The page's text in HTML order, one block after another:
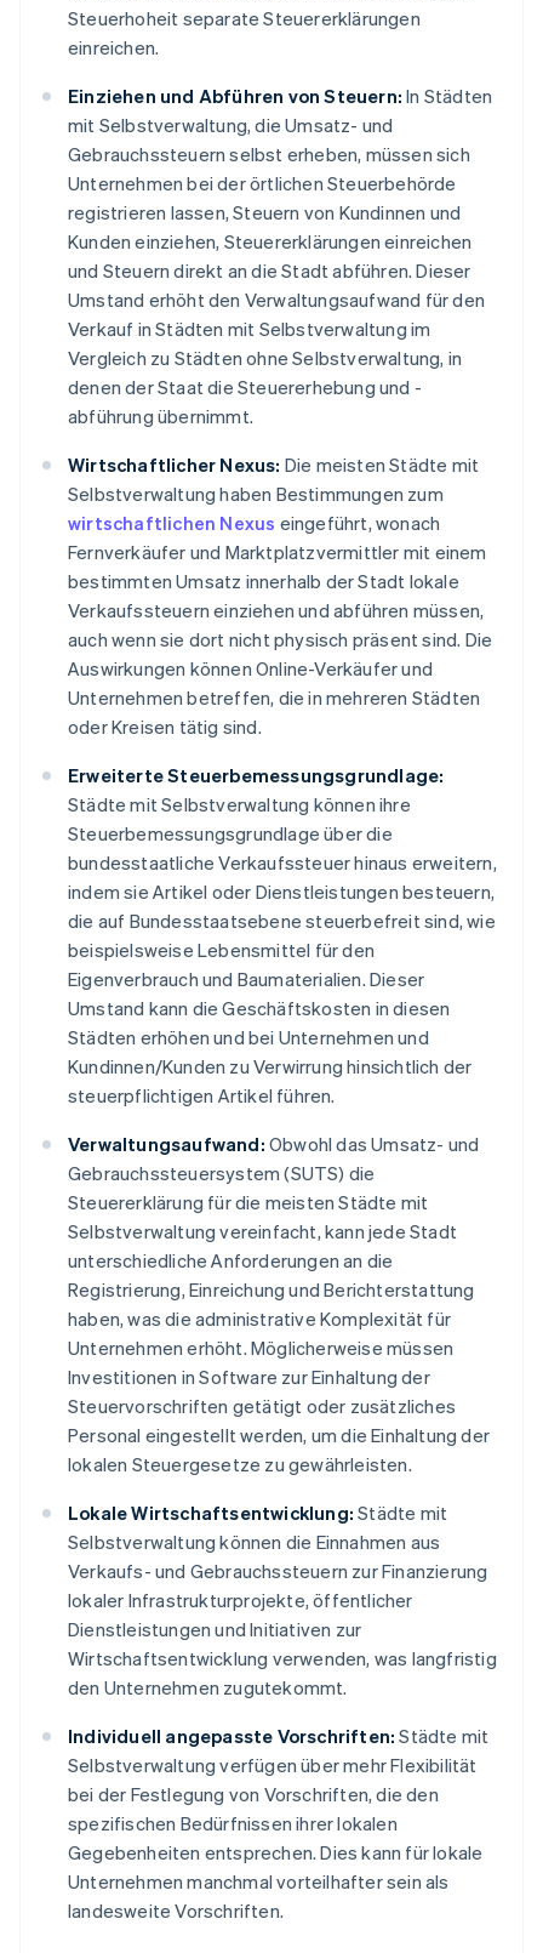
Steuerhoheit separate Steuererklärungen
einreichen.
Einziehen und Abführen von Steuern: In Städten
mit Selbstverwaltung, die Umsatz- und
Gebrauchssteuern selbst erheben, müssen sich
Unternehmen bei der örtlichen Steuerbehörde
registrieren lassen, Steuern von Kundinnen und
Kunden einziehen, Steuererklärungen einreichen
und Steuern direkt an die Stadt abführen. Dieser
Umstand erhöht den Verwaltungsaufwand für den
Verkauf in Städten mit Selbstverwaltung im
Vergleich zu Städten ohne Selbstverwaltung, in
denen der Staat die Steuererhebung und -
abführung übernimmt.
Wirtschaftlicher Nexus: Die meisten Städte mit
Selbstverwaltung haben Bestimmungen zum
wirtschaftlichen Nexus eingeführt, wonach
Fernverkäufer und Marktplatzvermittler mit einem
bestimmten Umsatz innerhalb der Stadt lokale
Verkaufssteuern einziehen und abführen müssen,
auch wenn sie dort nicht physisch präsent sind. Die
Auswirkungen können Online-Verkäufer und
Unternehmen betreffen, die in mehreren Städten
oder Kreisen tätig sind.
Erweiterte Steuerbemessungsgrundlage:
Städte mit Selbstverwaltung können ihre
Steuerbemessungsgrundlage über die
bundesstaatliche Verkaufssteuer hinaus erweitern,
indem sie Artikel oder Dienstleistungen besteuern,
die auf Bundesstaatsebene steuerbefreit sind, wie
beispielsweise Lebensmittel für den
Eigenverbrauch und Baumaterialien. Dieser
Umstand kann die Geschäftskosten in diesen
Städten erhöhen und bei Unternehmen und
Kundinnen/Kunden zu Verwirrung hinsichtlich der
steuerpflichtigen Artikel führen.
Verwaltungsaufwand: Obwohl das Umsatz- und
Gebrauchssteuersystem (SUTS) die
Steuererklärung für die meisten Städte mit
Selbstverwaltung vereinfacht, kann jede Stadt
unterschiedliche Anforderungen an die
Registrierung, Einreichung und Berichterstattung
haben, was die administrative Komplexität für
Unternehmen erhöht. Möglicherweise müssen
Investitionen in Software zur Einhaltung der
Steuervorschriften getätigt oder zusätzliches
Personal eingestellt werden, um die Einhaltung der
lokalen Steuergesetze zu gewährleisten.
Lokale Wirtschaftsentwicklung: Städte mit
Selbstverwaltung können die Einnahmen aus
Verkaufs- und Gebrauchssteuern zur Finanzierung
lokaler Infrastrukturprojekte, öffentlicher
Dienstleistungen und Initiativen zur
Wirtschaftsentwicklung verwenden, was langfristig
den Unternehmen zugutekommt.
Individuell angepasste Vorschriften: Städte mit
Selbstverwaltung verfügen über mehr Flexibilität
bei der Festlegung von Vorschriften, die den
spezifischen Bedürfnissen ihrer lokalen
Gegebenheiten entsprechen. Dies kann für lokale
Unternehmen manchmal vorteilhafter sein als
landesweite Vorschriften.